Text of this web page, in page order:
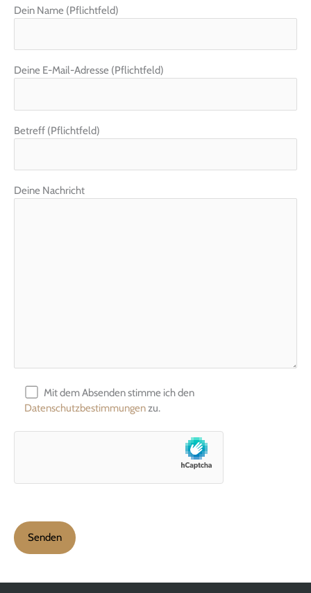
k
a
Dein Name (Pflichtfeld)
Deine E-Mail-Adresse (Pflichtfeld)
Betreff (Pflichtfeld)
Deine Nachricht
Mit dem Absenden stimme ich den
Datenschutzbestimmungenzu.